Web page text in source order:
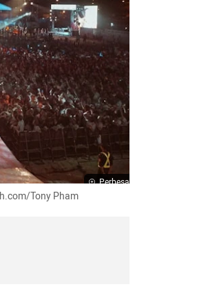
Perbesar
Tony Pham